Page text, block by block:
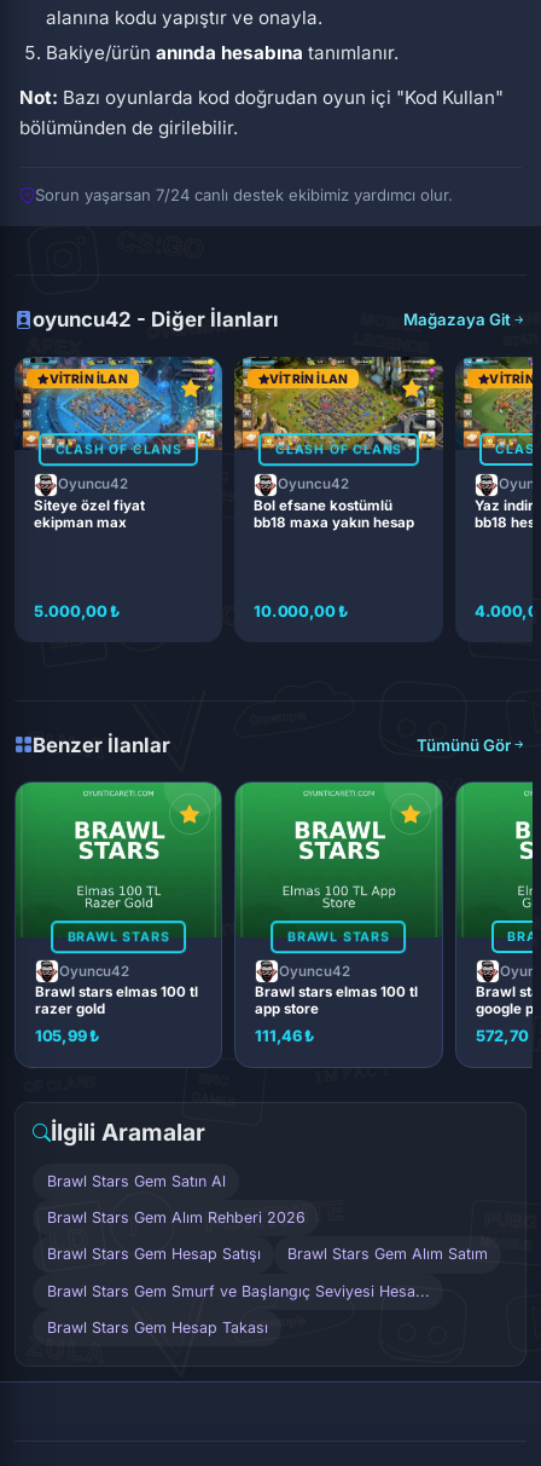
alanına kodu yapıştır ve onayla.
Bakiye/ürünanında hesabına tanımlanır.
Not: Bazı oyunlarda kod doğrudan oyun içi "Kod Kullan"
bölümünden de girilebilir.
Sorun yaşarsan 7/24 canlı destek ekibimiz yardımcı olur.
oyuncu42 - Diğer İlanları Mağazaya Git
VITRIN İLAN
CLASH OF CLANS
Oyuncu42
Siteye özel fiyat
ekipman max
5.000,00 ₺
VITRIN İLAN
CLASH OF CLANS
Oyuncu42
Bol efsane kostümlü
bb18 maxa yakın hesap
10.000,00 ₺
VITRIN
Yaz
bb18
Benzer İlanlar Tümünü Gör
BRAWL STARS
Oyuncu42
Brawl stars elmas 100 tl
razer gold
105,99 ₺
BRAWL STARS
Oyuncu42
Brawl stars elmas 100 tl
app store
111,46 ₺
Brawl
google
572,70
İlgili Aramalar
Brawl Stars Gem Satın Al
Brawl Stars Gem Alım Rehberi 2026
Brawl Stars Gem Hesap Satışı Brawl Stars Gem Alım Satım
Brawl Stars Gem Smurf ve Başlangıç Seviyesi Hesa...
Brawl Stars Gem Hesap Takası